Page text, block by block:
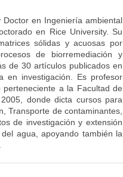
en Ingeniería ambiental
en Rice University. Su
sólidas y acuosas por
de biorremediación y
de 30 artículos publicados en
en investigación. Es profesor
a la Facultad de
donde dicta cursos para
Transporte de contaminantes,
de investigación y extensión
agua, apoyando también la